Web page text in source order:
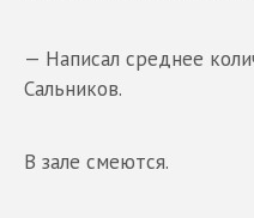
— Написал среднее
Сальников.
В зале смеются.